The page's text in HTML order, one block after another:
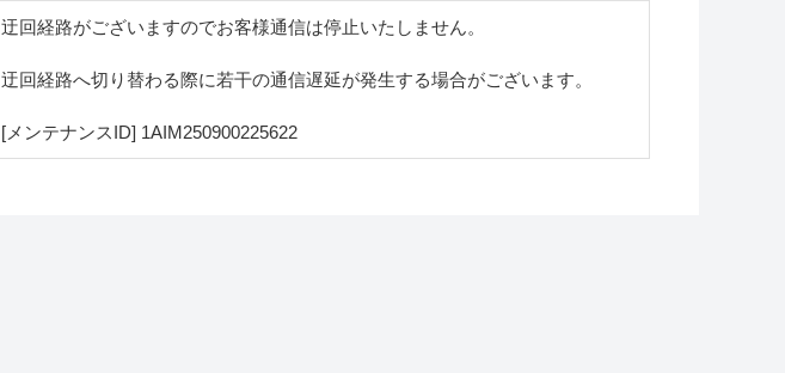
迂回経路がございますのでお客様通信は停止いたしません。
迂回経路へ切り替わる際に若干の通信遅延が発生する場合がございます。
[メンテナンスID] 1AIM250900225622